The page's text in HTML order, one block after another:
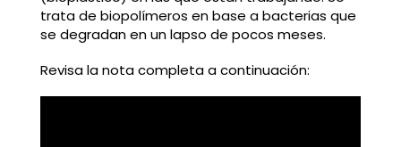
trata de biopolímeros en base a bacterias que
se degradan en un lapso de pocos meses.
Revisa la nota completa a continuación: